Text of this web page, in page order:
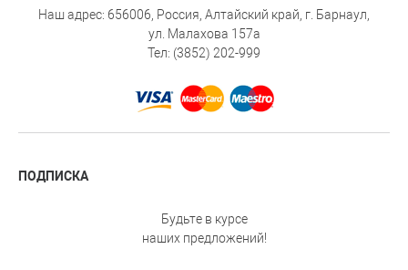
Наш адрес: 656006, Россия, Алтайский край, г. Барнаул,
ул. Малахова 157а
Тел: (3852) 202-999
ПОДПИСКА
Будьте в курсе
наших предложений!